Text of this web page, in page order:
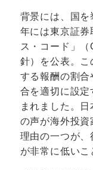
背景には、国
年には東京証
ス・コード」
針）を公表。
する報酬の割合
合を適切に設
まれました。
の声が海外投
理由の一つが
が非常に低いこ